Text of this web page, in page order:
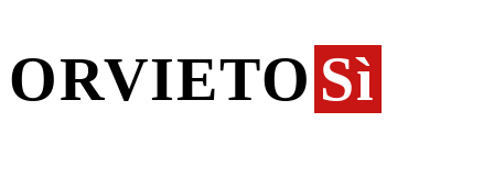
ORVIETO Sì